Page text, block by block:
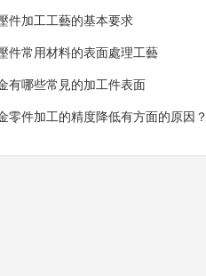
件加工工藝的基本要求
件常用材料的表面處理工藝
有哪些常見的加工件表面
零件加工的精度降低有方面的原因？